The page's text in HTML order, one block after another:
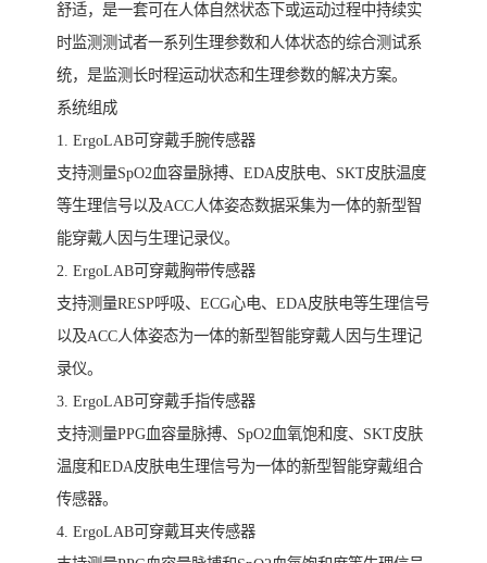
舒适，是一套可在人体自然状态下或运动过程中持续实
时监测测试者一系列生理参数和人体状态的综合测试系
统，是监测长时程运动状态和生理参数的解决方案。
系统组成
1. ErgoLAB可穿戴手腕传感器
支持测量SpO2血容量脉搏、EDA皮肤电、SKT皮肤温度
等生理信号以及ACC人体姿态数据采集为一体的新型智
能穿戴人因与生理记录仪。
2. ErgoLAB可穿戴胸带传感器
支持测量RESP呼吸、ECG心电、EDA皮肤电等生理信号
以及ACC人体姿态为一体的新型智能穿戴人因与生理记
录仪。
3. ErgoLAB可穿戴手指传感器
支持测量PPG血容量脉搏、SpO2血氧饱和度、SKT皮肤
温度和EDA皮肤电生理信号为一体的新型智能穿戴组合
传感器。
4. ErgoLAB可穿戴耳夹传感器